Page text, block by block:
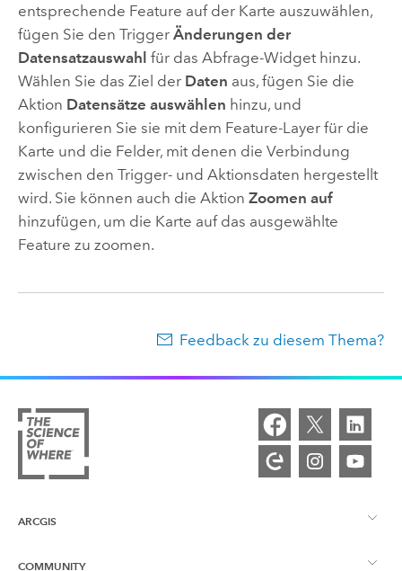
entsprechende Feature auf der Karte auszuwählen,
fügen Sie den Trigger Änderungen der
Datensatzauswahl für das Abfrage-Widget hinzu.
Wählen Sie das Ziel der Daten aus, fügen Sie die
Aktion Datensätze auswählen hinzu, und
konfigurieren Sie sie mit dem Feature-Layer für die
Karte und die Felder, mit denen die Verbindung
zwischen den Trigger- und Aktionsdaten hergestellt
wird. Sie können auch die Aktion Zoomen auf
hinzufügen, um die Karte auf das ausgewählte
Feature zu zoomen.
Feedback zu diesem Thema?
ARCGIS
COMMUNITY